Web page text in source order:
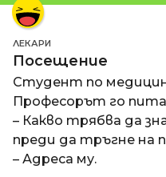
ЛЕКАРИ
Посещение
Студент по
Професорът го
– Какво трябва да
преди да тръгне на
– Адреса му.